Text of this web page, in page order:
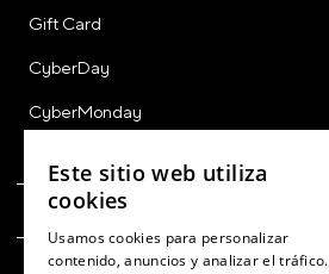
Gift Card
CyberDay
CyberMonday
CUENTA
LEGAL
Este sitio web utiliza
cookies
Usamos cookies para personalizar
contenido, anuncios y analizar el tráfico.